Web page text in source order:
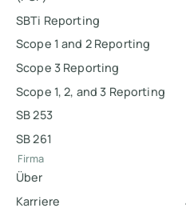
SBTi Reporting
Scope 1 and 2 Reporting
Scope 3 Reporting
Scope 1, 2, and 3 Reporting
SB 253
SB 261
Firma
Über
Karriere